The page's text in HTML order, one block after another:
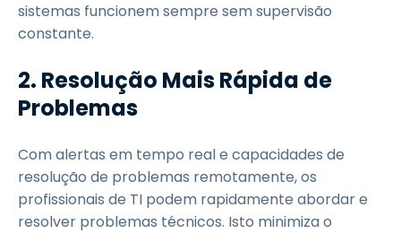
sistemas funcionem sempre sem supervisão
constante.
2. Resolução Mais Rápida de
Problemas
Com alertas em tempo real e capacidades de
resolução de problemas remotamente, os
profissionais de TI podem rapidamente abordar e
resolver problemas técnicos. Isto minimiza o